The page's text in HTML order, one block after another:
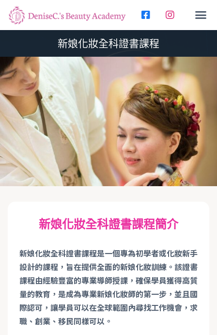
新娘化妝全科證書課程
新娘化妝全科證書課程簡介
新娘化妝全科證書課程是一個專為初學者或化妝新手
設計的課程，旨在提供全面的新娘化妝訓練。該證書
課程由經驗豐富的專業導師授課，確保學員獲得高質
量的教育，是成為專業新娘化妝師的第一步，並且國
際認可，讓學員可以在全球範圍內尋找工作機會，求
職、創業、移民同樣可以。